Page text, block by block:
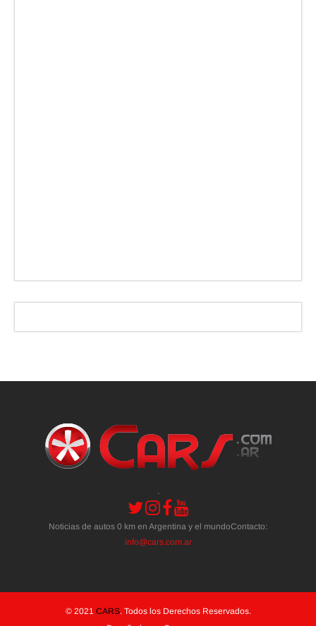
.
Noticias de autos 0 km en Argentina y el mundoContacto:
info@cars.com.ar
© 2021 CARS. Todos los Derechos Reservados.